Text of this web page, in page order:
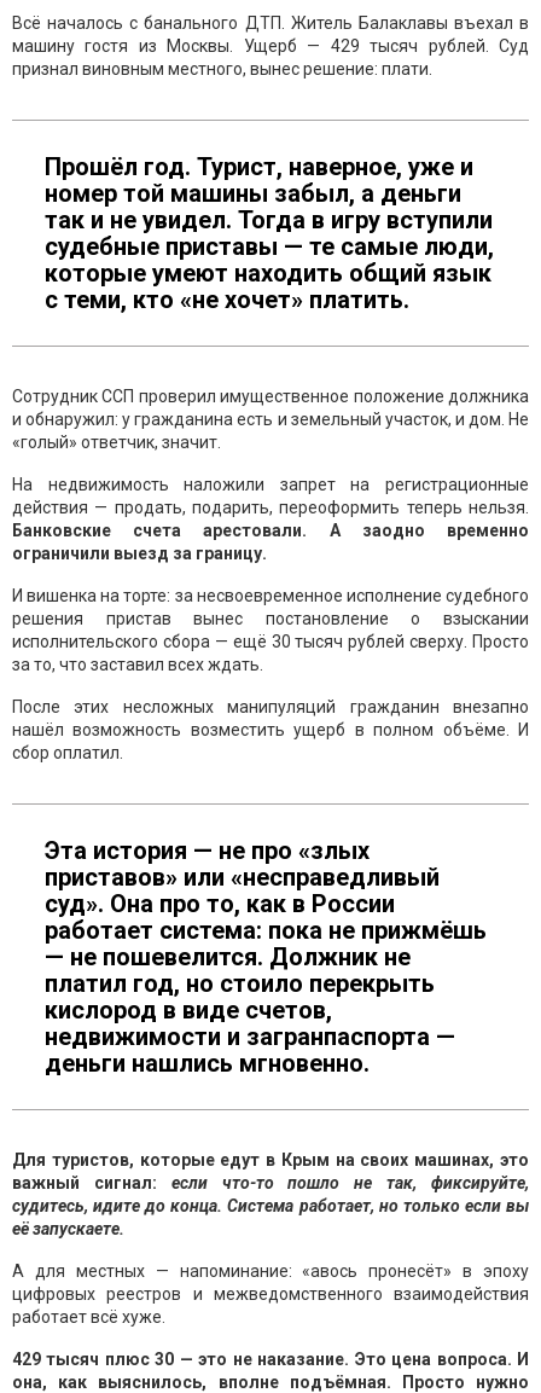
Всё началось с банального ДТП. Житель Балаклавы въехал в
машину гостя из Москвы. Ущерб — 429 тысяч рублей. Суд
признал виновным местного, вынес решение: плати.
Прошёл год. Турист, наверное, уже и
номер той машины забыл, а деньги
так и не увидел. Тогда в игру вступили
судебные приставы — те самые люди,
которые умеют находить общий язык
с теми, кто «не хочет» платить.
Сотрудник ССП проверил имущественное положение должника
и обнаружил: у гражданина есть и земельный участок, и дом. Не
«голый» ответчик, значит.
На недвижимость наложили запрет на регистрационные
действия — продать, подарить, переоформить теперь нельзя.
Банковские счета арестовали. А заодно временно
ограничили выезд за границу.
И вишенка на торте: за несвоевременное исполнение судебного
решения пристав вынес постановление о взыскании
исполнительского сбора — ещё 30 тысяч рублей сверху. Просто
за то, что заставил всех ждать.
После этих несложных манипуляций гражданин внезапно
нашёл возможность возместить ущерб в полном объёме. И
сбор оплатил.
Эта история — не про «злых
приставов» или «несправедливый
суд». Она про то, как в России
работает система: пока не прижмёшь
— не пошевелится. Должник не
платил год, но стоило перекрыть
кислород в виде счетов,
недвижимости и загранпаспорта —
деньги нашлись мгновенно.
Для туристов, которые едут в Крым на своих машинах, это
важный сигнал:
если что-то пошло не так, фиксируйте,
судитесь, идите до конца. Система работает, но только если вы
её запускаете.
А для местных — напоминание: «авось пронесёт» в эпоху
цифровых реестров и межведомственного взаимодействия
работает всё хуже.
429 тысяч плюс 30 — это не наказание. Это цена вопроса. И
она, как выяснилось, вполне подъёмная. Просто нужно